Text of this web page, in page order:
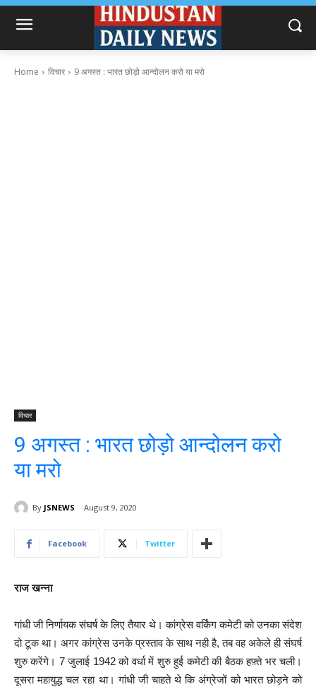
Home विचार 9 अगस्त : भारत छोड़ो आन्दोलन करो या मरो
विचार
9 अगस्त : भारत छोड़ो आन्दोलन करो
या मरो
By JSNEWS August 9, 2020
Facebook Twitter
राज खन्ना
गांधी जी निर्णायक संघर्ष के लिए तैयार थे। कांग्रेस वर्किंग कमेटी को उनका संदेश
दो टूक था। अगर कांग्रेस उनके प्रस्ताव के साथ नही है, तब वह अकेले ही संघर्ष
शुरु करेंगे। 7 जुलाई 1942 को वर्धा में शुरु हुई कमेटी की बैठक हफ़्ते भर चली।
दूसरा महायुद्ध चल रहा था। गांधी जी चाहते थे कि अंग्रेजों को भारत छोड़ने को